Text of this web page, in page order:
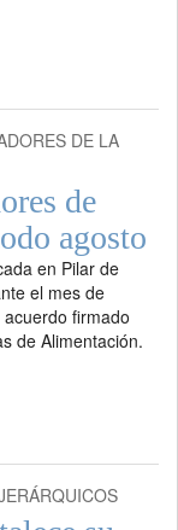
DE LA
de
agosto
en Pilar de
el mes de
firmado
de Alimentación.